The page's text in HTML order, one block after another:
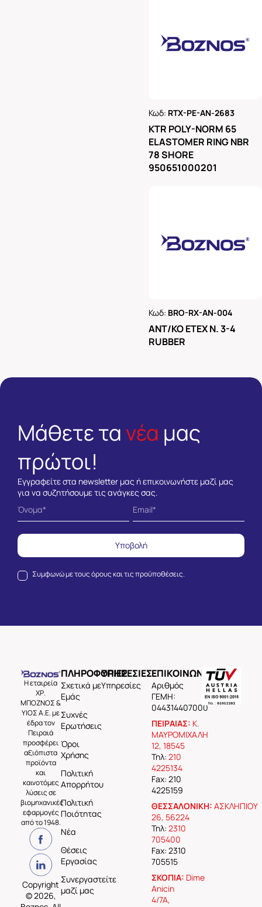
Κωδ: RTX-PE-AN-2683
KTR POLY-NORM 65
ELASTOMER RING NBR
78 SHORE
950651000201
Κωδ: BRO-RX-AN-004
ΑΝΤ/ΚΟ ΕΤΕΧ Ν. 3-4
RUBBER
Μάθετε τα νέα μας
πρώτοι!
Εγγραφείτε στα newsletter μας ή επικοινωνήστε μαζί μας
για να συζητήσουμε τις ανάγκες σας.
Συμφωνώ με τουςόρους και τις προϋποθέσεις.
Υποβολή
Η εταιρεία
ΧΡ.
ΜΠΟΖΝΟΣ &
ΥΙΟΣ Α.Ε. με
έδρα τον
Πειραιά
προσφέρει
αξιόπιστα
προϊόντα
και
καινοτόμες
λύσεις σε
βιομηχανικές
εφαρμογές
από το 1948.
Copyright
© 2026,
ΠΛΗΡΟΦΟΡΙΕΣ
Σχετικά με
Εμάς
Συχνές
Ερωτήσεις
Όροι
Χρήσης
Πολιτική
Απορρήτου
Πολιτική
Ποιότητας
Νέα
Θέσεις
Εργασίας
Συνεργαστείτε
μαζί μας
ΥΠΗΡΕΣΙΕΣ
Υπηρεσίες
ΕΠΙΚΟΙΝΩΝΙΑ
Aριθμός
ΓΕΜΗ:
044314407000
ΠΕΙΡΑΙΑΣ: Κ.
ΜΑΥΡΟΜΙΧΑΛΗ
12, 18545
Τηλ: 210
4225134
Fax: 210
4225159
ΘΕΣΣΑΛΟΝΙΚΗ: ΑΣΚΛΗΠΙΟΥ
26, 56224
Τηλ: 2310
705400
Fax: 2310
705515
ΣΚΟΠΙΑ: Dime
Anicin
4/7A,